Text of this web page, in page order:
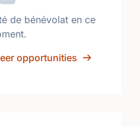
de bénévolat en ce
opportunities